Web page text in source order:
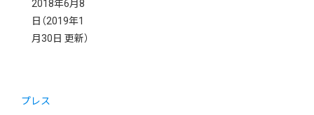
2018年6月8
日 （2019年1
月30日 更新）
プレス